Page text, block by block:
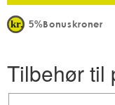
5%Bonuskroner
Tilbehør til